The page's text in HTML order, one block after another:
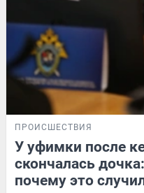
ПРОИСШЕСТВИЯ
У уфимки после
скончалась
почему это